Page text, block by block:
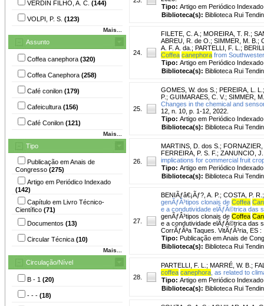
VERDIN FILHO, A. C. (144)
VOLPI, P. S. (123)
Mais...
Assunto
Coffea canephora (320)
Coffea Canephora (258)
Café conilon (179)
Cafeicultura (156)
Café Conilon (121)
Mais...
Tipo
Publicação em Anais de
Congresso (275)
Artigo em Periódico Indexado
(142)
Capítulo em Livro Técnico-
Científico (71)
Documentos (13)
Circular Técnica (10)
Mais...
Circulação/Nível
B - 1 (20)
- - - (18)
Tipo: Artigo em Periódico Indexado
Biblioteca(s): Biblioteca Rui
24.
FILETE, C. A. ; MOREIRA, T. R. ;
ABREU, R. de O. ; SIMMER, M. B. ;
A. F. A. da. ; PARTELLI, F. L. ;
Coffea canephora from
Tipo: Artigo em Periódico Indexado
Biblioteca(s): Biblioteca Rui
25.
GOMES, W. dos S. ; PEREIRA, L. L.
P. ; GUIMARAES, C. V.; SIMMER,
Changes in the chemical and
12, n. 10, p. 1-12, 2022.
Tipo: Artigo em Periódico Indexado
Biblioteca(s): Biblioteca Rui
26.
MARTINS, D. dos S. ;
FERREIRA, P. S. F. ; ZANUNCIO,
implications for commercial fruit
Tipo: Artigo em Periódico Indexado
Biblioteca(s): Biblioteca Rui
27.
BENIÃƒâ€¡Ãƒ?, A. P. ; COSTA, P. R.
genÃƒÂ³tipos clonais de Coffea
e a condutividade elÃƒÂ©trica das
genÃƒÂ³tipos clonais de Coffea
e a condutividade elÃƒÂ©trica das
CorrÃƒÂªa Taques. VitÃƒÂ³ria, ES
Tipo: Publicação em Anais de
Biblioteca(s): Biblioteca Rui
28.
PARTELLI, F. L. ; MARRÉ, W. B. ;
coffea canephora , as related to
Tipo: Artigo em Periódico Indexado
Biblioteca(s): Biblioteca Rui